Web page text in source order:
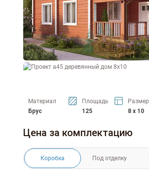
Материал
Брус
Площадь
125
Размер
8 x 10
Цена за комплектацию
Коробка Под отделку